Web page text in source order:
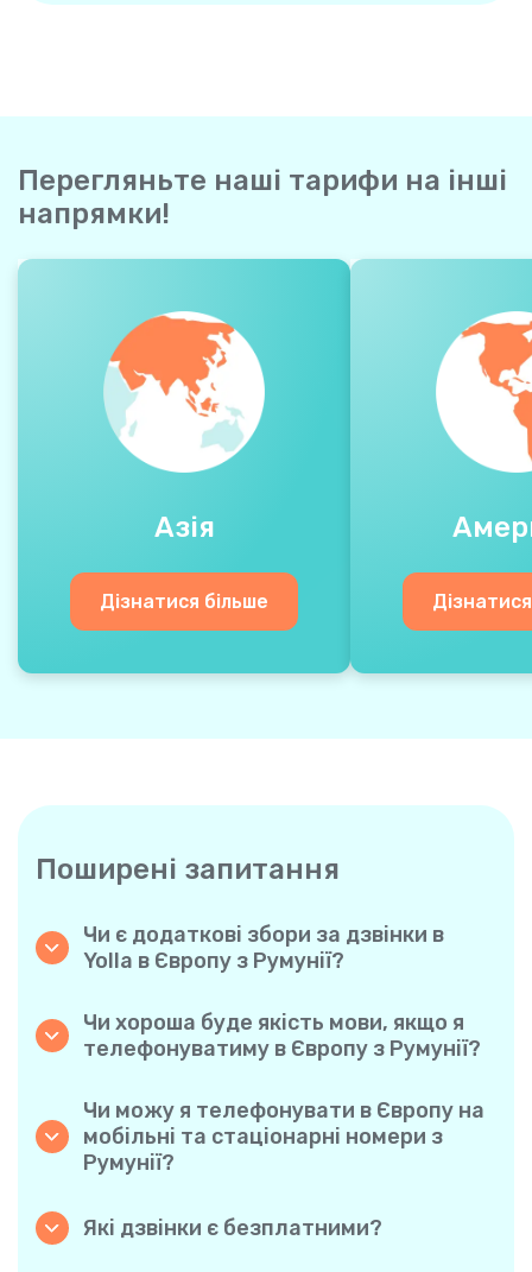
Перегляньте наші тарифи на інші
напрямки!
Азія
Дізнатися більше
Поширені запитання
Чи є додаткові збори за дзвінки в
Yolla в Європу з Румунії?
похвилинної оплати, тому ви платите
тільки за час розмови. Жодних прихованих
комісій, обов’язкових щомісячних підписок
Чи хороша буде якість мови, якщо я
телефонуватиму в Європу з Румунії?
відчуття, що ви розмовляєте з людиною в
одному місті, навіть якщо вона
знаходиться на іншому кінці світу.
Чи можу я телефонувати в Європу на
мобільні та стаціонарні номери з
Румунії?
багатофункціональні, тому ви можете
Які дзвінки є безплатними?